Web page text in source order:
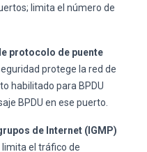
limita el número de
protocolo de puente
protege la red de
habilitado para BPDU
BPDU en ese puerto.
de Internet (IGMP)
limita el tráfico de